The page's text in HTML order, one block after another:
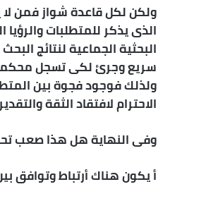
ولكن لكل قاعدة شواز فمن لا
الذى يذكر للمتطلبات
البحثية الجماعية لنتائج
سريع وجرئ لكى تسجل محكمة
ولذلك فوجود فجوة بين
الاحترام لافتقاد الثقة
وفى النهاية هل هذا صعب
أ يكون هناك أرتباط وتوافق